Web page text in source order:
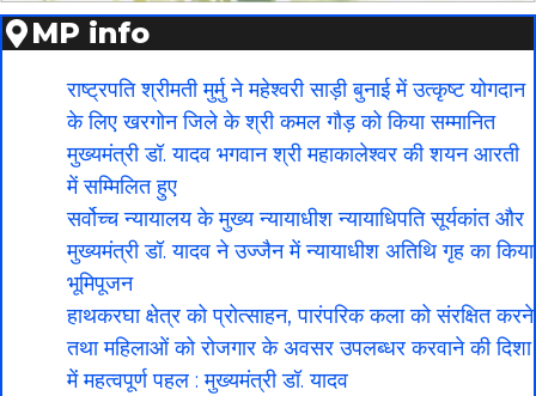
MP info
राष्ट्रपति श्रीमती मुर्मु ने महेश्वरी साड़ी बुनाई में उत्कृष्ट योगदान
के लिए खरगोन जिले के श्री कमल गौड़ को किया सम्मानित
मुख्यमंत्री डॉ. यादव भगवान श्री महाकालेश्‍वर की शयन आरती
में सम्मिलित हुए
सर्वोच्च न्यायालय के मुख्‍य न्‍यायाधीश न्यायाधिपति सूर्यकांत और
मुख्यमंत्री डॉ. यादव ने उज्जैन में न्यायाधीश अतिथि गृह का किया
भूमिपूजन
हाथकरघा क्षेत्र को प्रोत्साहन, पारंपरिक कला को संरक्षित करने
तथा महिलाओं को रोजगार के अवसर उपलब्धर करवाने की दिशा
में महत्वपूर्ण पहल : मुख्यमंत्री डॉ. यादव